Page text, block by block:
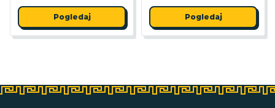
Pogledaj Pogledaj